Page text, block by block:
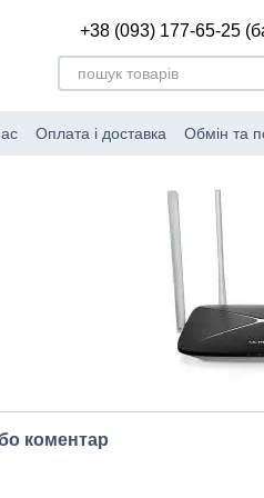
+38 (093) 177-65-25
Оплата і доставка Обмін та
коментар